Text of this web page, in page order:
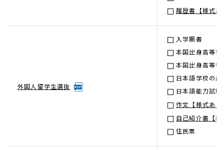
履歴書【様式あ
外国人留学生選抜
入学願書
本国出身高等
本国出身高等
日本語学校の
日本語能力試
作文【様式あり
自己紹介書【
住民票